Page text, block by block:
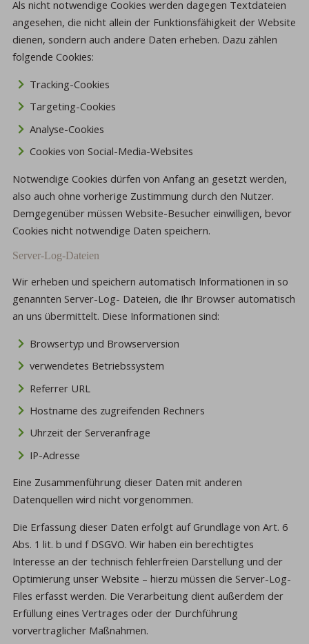
Als nicht notwendige Cookies werden dagegen Textdateien
angesehen, die nicht allein der Funktionsfähigkeit der Website
dienen, sondern auch andere Daten erheben. Dazu zählen
folgende Cookies:
Tracking-Cookies
Targeting-Cookies
Analyse-Cookies
Cookies von Social-Media-Websites
Notwendige Cookies dürfen von Anfang an gesetzt werden,
also auch ohne vorherige Zustimmung durch den Nutzer.
Demgegenüber müssen Website-Besucher einwilligen, bevor
Cookies nicht notwendige Daten speichern.
Server-Log-Dateien
Wir erheben und speichern automatisch Informationen in so
genannten Server-Log- Dateien, die Ihr Browser automatisch
an uns übermittelt. Diese Informationen sind:
Browsertyp und Browserversion
verwendetes Betriebssystem
Referrer URL
Hostname des zugreifenden Rechners
Uhrzeit der Serveranfrage
IP-Adresse
Eine Zusammenführung dieser Daten mit anderen
Datenquellen wird nicht vorgenommen.
Die Erfassung dieser Daten erfolgt auf Grundlage von Art. 6
Abs. 1 lit. b und f DSGVO. Wir haben ein berechtigtes
Interesse an der technisch fehlerfreien Darstellung und der
Optimierung unser Website – hierzu müssen die Server-Log-
Files erfasst werden. Die Verarbeitung dient außerdem der
Erfüllung eines Vertrages oder der Durchführung
vorvertraglicher Maßnahmen.